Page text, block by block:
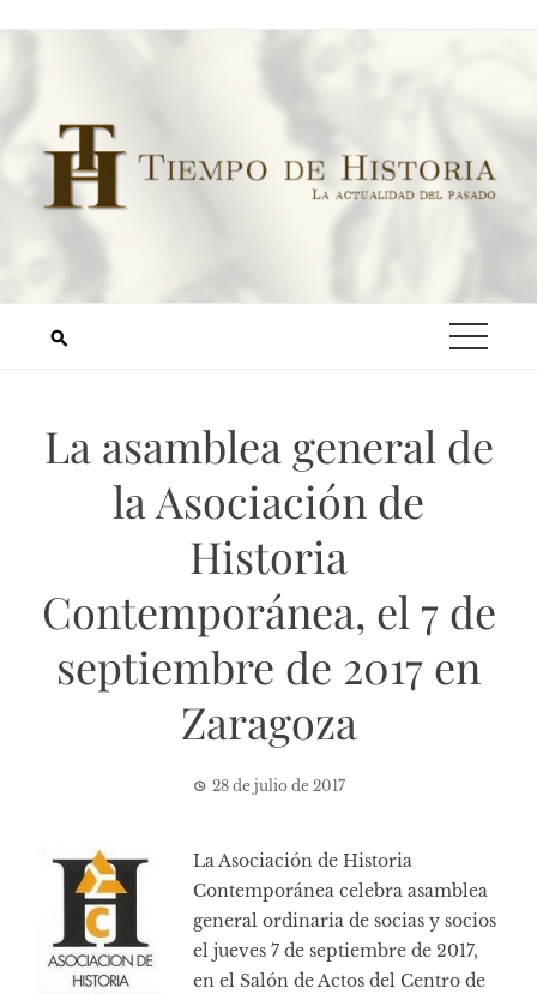
La asamblea general de
la Asociación de
Historia
Contemporánea, el 7 de
septiembre de 2017 en
Zaragoza
28 de julio de 2017
LaAsociación de Historia
Contemporánea celebra asamblea
general ordinaria de socias y socios
el jueves 7 de septiembre de 2017,
en el Salón de Actos del Centro de